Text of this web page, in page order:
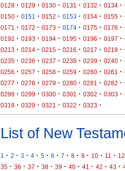
0128 · 0129 · 0130 · 0131 · 0132 · 0134 ·
0150 · 0151 · 0152 · 0153 · 0154 · 0155 ·
0171
· 0172 · 0173 · 0174 · 0175 · 0176 ·
0192 · 0193 · 0194 · 0195 · 0196 · 0197 ·
0213 · 0214 · 0215 · 0216 · 0217 · 0218 ·
0235 · 0236 · 0237 · 0238 · 0239 · 0240 ·
0256 · 0257 · 0258 · 0259 · 0260 · 0261 ·
0277 · 0278 · 0279 · 0280 · 0281 · 0282 ·
0298 · 0299 · 0300 · 0301 · 0302 · 0303 ·
0319 · 0320 · 0321 · 0322 · 0323 ·
List of New
1 · 2 · 3 · 4 · 5 · 6 · 7 · 8 · 9 · 10 · 11 · 12
35 · 36 · 37 · 38 · 39 · 40 · 41 · 42 · 43 ·